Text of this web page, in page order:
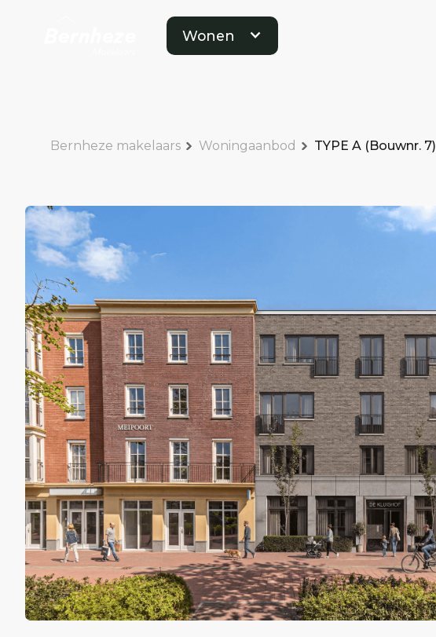
Wonen
Bernheze makelaars Woningaanbod TYPE A (Bouwnr. 7)